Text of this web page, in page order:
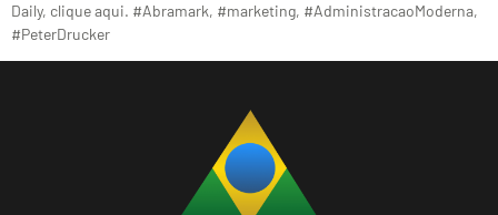
Daily, clique aqui. #Abramark, #marketing, #AdministracaoModerna,
#PeterDrucker